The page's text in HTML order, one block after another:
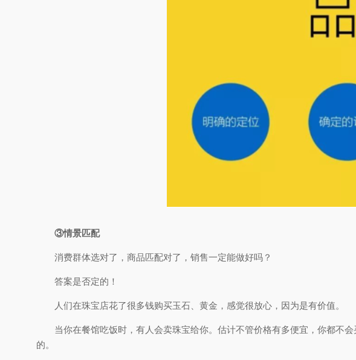
③情景匹配
消费群体选对了，商品匹配对了，销售一定能做好吗？
答案是否定的！
人们在珠宝店花了很多钱购买玉石、黄金，感觉很放心，因为是有价值。
当你在餐馆吃饭时，有人会卖珠宝给你。估计不管价格有多便宜，你都不
的。